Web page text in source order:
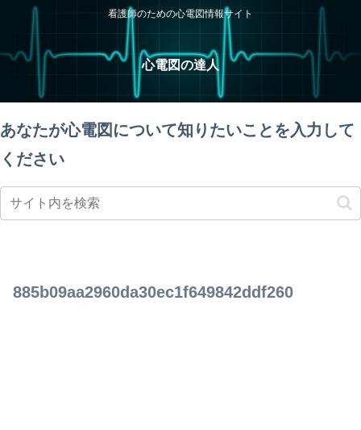
看護師のための心電図情報サイト
心電図の達人
あなたが心電図について知りたいことを入力して
ください
885b09aa2960da30ec1f649842ddf260